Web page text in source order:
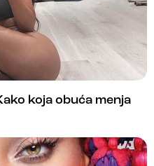
koja obuća menja